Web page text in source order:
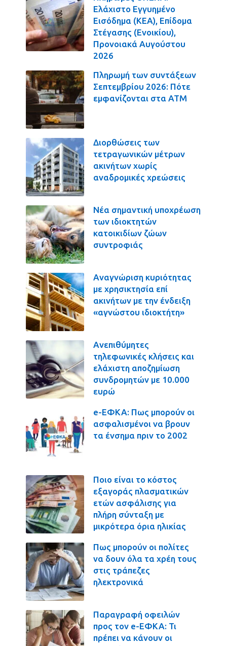
Ελάχιστο Εγγυημένο
Εισόδημα (ΚΕΑ), Επίδομα
Στέγασης (Ενοικίου),
Προνοιακά Αυγούστου
2026
Πληρωμή των συντάξεων
Σεπτεμβρίου 2026: Πότε
εμφανίζονται στα ΑΤΜ
Διορθώσεις των
τετραγωνικών μέτρων
ακινήτων χωρίς
αναδρομικές χρεώσεις
Νέα σημαντική υποχρέωση
των ιδιοκτητών
κατοικιδίων ζώων
συντροφιάς
Αναγνώριση κυριότητας
με χρησικτησία επί
ακινήτων με την ένδειξη
«αγνώστου ιδιοκτήτη»
Ανεπιθύμητες
τηλεφωνικές κλήσεις και
ελάχιστη αποζημίωση
συνδρομητών με 10.000
ευρώ
e-ΕΦΚΑ: Πως μπορούν οι
ασφαλισμένοι να βρουν
τα ένσημα πριν το 2002
Ποιο είναι το κόστος
εξαγοράς πλασματικών
ετών ασφάλισης για
πλήρη σύνταξη με
μικρότερα όρια ηλικίας
Πως μπορούν οι πολίτες
να δουν όλα τα χρέη τους
στις τράπεζες
ηλεκτρονικά
Παραγραφή οφειλών
προς τον e-ΕΦΚΑ: Τι
πρέπει να κάνουν οι